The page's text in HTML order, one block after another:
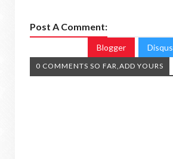
Post A Comment:
Blogger Disqus
0 COMMENTS SO FAR,ADD YOURS